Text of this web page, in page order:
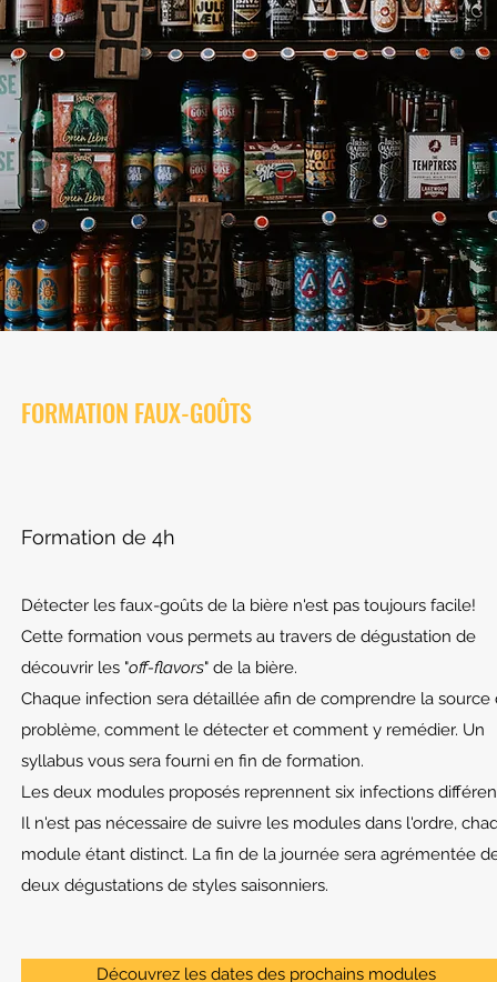
FORMATION FAUX-GOÛTS
Formation de 4h
Détecter les faux-goûts de la bière n'est pas toujours facile!
Cette formation vous permets au travers de dégustation de
découvrir les "off-flavors" de la bière.
Chaque infection sera détaillée afin de comprendre la source
problème, comment le détecter et comment y remédier. Un
syllabus vous sera fourni en fin de formation.
Les deux modules proposés reprennent six infections
Il n'est pas nécessaire de suivre les modules dans l'ordre,
module étant distinct. La fin de la journée sera agrémentée
deux dégustations de styles saisonniers.
Découvrez les dates des prochains modules